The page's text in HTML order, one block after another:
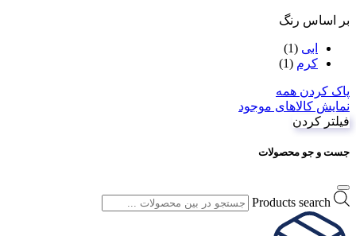
بر اساس رنگ
ابی (1)
کرم (1)
پاک کردن همه
نمایش کالاهای موجود
فیلتر کردن
جست و جو محصولات
Products search